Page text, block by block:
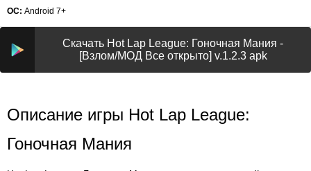
ОС: Android 7+
Скачать Hot Lap League: Гоночная Mания -
[Взлом/МОД Все открыто] v.1.2.3 apk
Описание игры Hot Lap League:
Гоночная Мания